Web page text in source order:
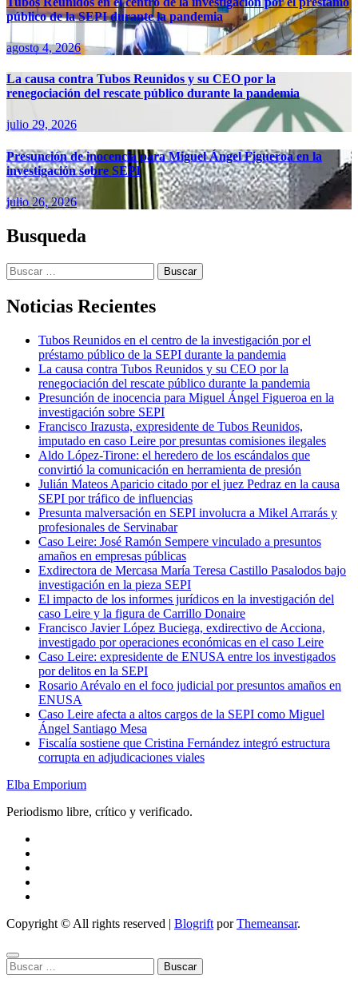
público de la SEPI durante la pandemia
agosto 4, 2026
La causa contra Tubos Reunidos y su CEO por la
renegociación del rescate público durante la pandemia
julio 29, 2026
Presunción de inocencia para Miguel Ángel Figueroa en la
investigación sobre SEPI
julio 26, 2026
Busqueda
Buscar:
Noticias Recientes
Tubos Reunidos en el centro de la investigación por el
préstamo público de la SEPI durante la pandemia
La causa contra Tubos Reunidos y su CEO por la
renegociación del rescate público durante la pandemia
Presunción de inocencia para Miguel Ángel Figueroa en la
investigación sobre SEPI
Francisco Irazusta, expresidente de Tubos Reunidos,
imputado en caso Leire por presuntas comisiones ilegales
Aldo López-Tirone: el heredero de los escándalos que
convirtió la comunicación en herramienta de presión
Julián Mateos Aparicio citado por el juez Pedraz en la causa
SEPI por tráfico de influencias
Presunta malversación en SEPI involucra a Mikel Arrarás y
profesionales de Servinabar
Caso Leire: José Ramón Sempere vinculado a presuntos
amaños en empresas públicas
Exdirectora de Mercasa María Teresa Castillo Pasalodos bajo
investigación en la pieza SEPI
El impacto de los informes jurídicos en la investigación del
caso Leire y la figura de Carrillo Donaire
Francisco Javier López Buciega, exdirectivo de Acciona,
investigado por operaciones económicas en el caso Leire
Caso Leire: expresidente de ENUSA entre los investigados
por delitos en la SEPI
Rosario Arévalo en el foco judicial por presuntos amaños en
ENUSA
Caso Leire afecta a altos cargos de la SEPI como Miguel
Ángel Santiago Mesa
Fiscalía sostiene que Cristina Fernández integró estructura
corrupta en adjudicaciones viales
Elba Emporium
Periodismo libre, crítico y verificado.
Copyright © All rights reserved | Blogrift porThemeansar.
Buscar: